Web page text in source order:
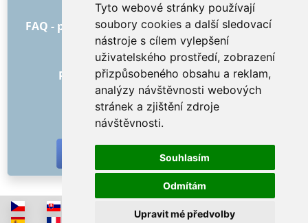
Tyto webové stránky používají
soubory cookies a další sledovací
nástroje s cílem vylepšení
uživatelského prostředí, zobrazení
přizpůsobeného obsahu a reklam,
analýzy návštěvnosti webových
stránek a zjištění zdroje
návštěvnosti.
Souhlasím
Odmítám
Upravit mé předvolby
Všeobecné obchodní podmínky
FAQ - pro objednatele FAQ - pro poskytovatele
Reklama a marketing
Blog
Recenze objednávek s hodnocením
Kontakt
SOCIÁLNÍ SÍTĚ